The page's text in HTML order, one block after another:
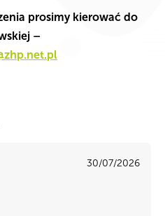
prosimy kierować do
–
30/07/2026